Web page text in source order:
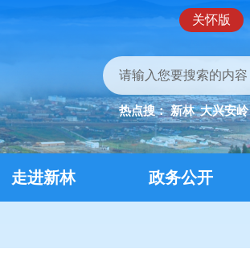
关怀版
热点搜： 新林 大兴安岭
走进新林 政务公开